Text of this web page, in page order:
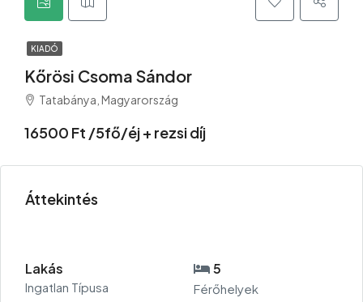
KIADÓ
Kőrösi Csoma Sándor
Tatabánya, Magyarország
16500 Ft /5fő/éj + rezsi díj
Áttekintés
Lakás
Ingatlan Típusa
5
Férőhelyek